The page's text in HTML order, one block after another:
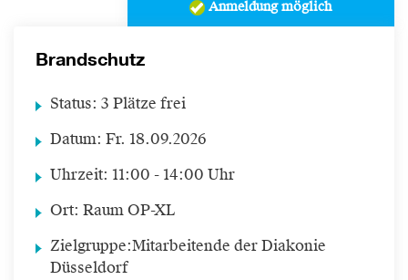
Anmeldung möglich
Brandschutz
Status: 3 Plätze frei
Datum: Fr. 18.09.2026
Uhrzeit: 11:00 - 14:00 Uhr
Ort: Raum OP-XL
Zielgruppe:Mitarbeitende der Diakonie
Düsseldorf